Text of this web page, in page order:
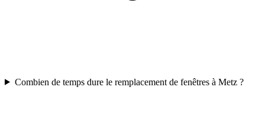
Combien de temps dure le remplacement de fenêtres à Metz ?